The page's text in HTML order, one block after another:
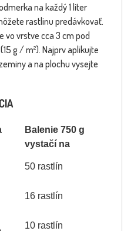
na každý 1 liter
rastlinu predávkovať.
vo vrstve cca 3 cm pod
g / m²). Najprv aplikujte
a na plochu vysejte
Balenie 750 g
vystačí na
50 rastlín
16 rastlín
10 rastlín